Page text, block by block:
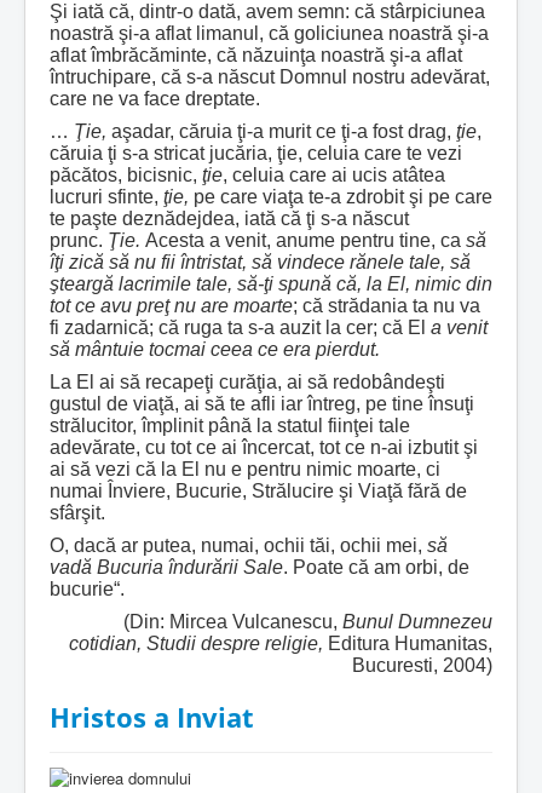
Şi iată că, dintr-o dată, avem semn: că stârpiciunea
noastră şi-a aflat limanul, că goliciunea noastră şi-a
aflat îmbrăcăminte, că năzuinţa noastră şi-a aflat
întruchipare, că s-a născut Domnul nostru adevărat,
care ne va face dreptate.
… Ţie, aşadar, căruia ţi-a murit ce ţi-a fost drag, ţie,
căruia ţi s-a stricat jucăria, ţie, celuia care te vezi
păcătos, bicisnic, ţie, celuia care ai ucis atâtea
lucruri sfinte, ţie, pe care viaţa te-a zdrobit şi pe care
te paşte deznădejdea, iată că ţi s-a născut
prunc. Ţie. Acesta a venit, anume pentru tine, ca să
îţi zică să nu fii întristat, să vindece rănele tale, să
şteargă lacrimile tale, să-ţi spună că, la El, nimic din
tot ce avu preţ nu are moarte; că strădania ta nu va
fi zadarnică; că ruga ta s-a auzit la cer; că El a venit
să mântuie tocmai ceea ce era pierdut.
La El ai să recapeţi curăţia, ai să redobândeşti
gustul de viaţă, ai să te afli iar întreg, pe tine însuţi
strălucitor, împlinit până la statul fiinţei tale
adevărate, cu tot ce ai încercat, tot ce n-ai izbutit şi
ai să vezi că la El nu e pentru nimic moarte, ci
numai Înviere, Bucurie, Strălucire şi Viaţă fără de
sfârşit.
O, dacă ar putea, numai, ochii tăi, ochii mei, să
vadă Bucuria îndurării Sale. Poate că am orbi, de
bucurie“.
(Din: Mircea Vulcanescu, Bunul Dumnezeu
cotidian, Studii despre religie, Editura Humanitas,
Bucuresti, 2004)
Hristos a Inviat